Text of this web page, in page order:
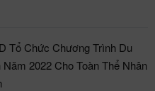
Tổ Chức Chương Trình Du
Năm 2022 Cho Toàn Thể Nhân